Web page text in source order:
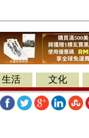
生活 文化